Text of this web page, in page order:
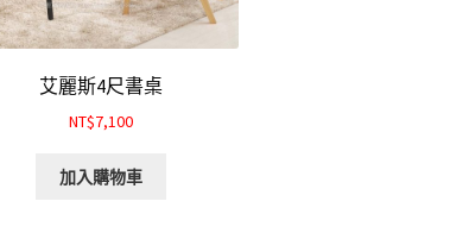
艾麗斯4尺書桌
NT$7,100
加入購物車